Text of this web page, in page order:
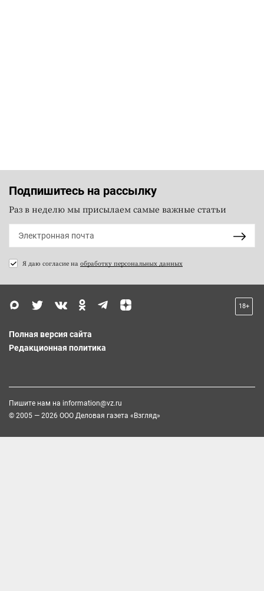
Подпишитесь на рассылку
Раз в неделю мы присылаем самые важные статьи
Я даю согласие на обработку персональных данных
18+
Полная версия сайта
Редакционная политика
Пишите нам на information@vz.ru
© 2005 — 2026 ООО Деловая газета «Взгляд»